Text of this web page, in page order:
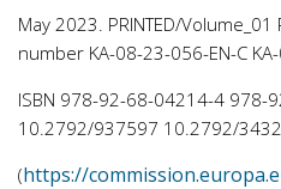
May 2023. PRINTED/
number KA-08-23-056-EN-C
ISBN 978-92-68-04214-4 978-
10.2792/937597 10.2792/
(https://